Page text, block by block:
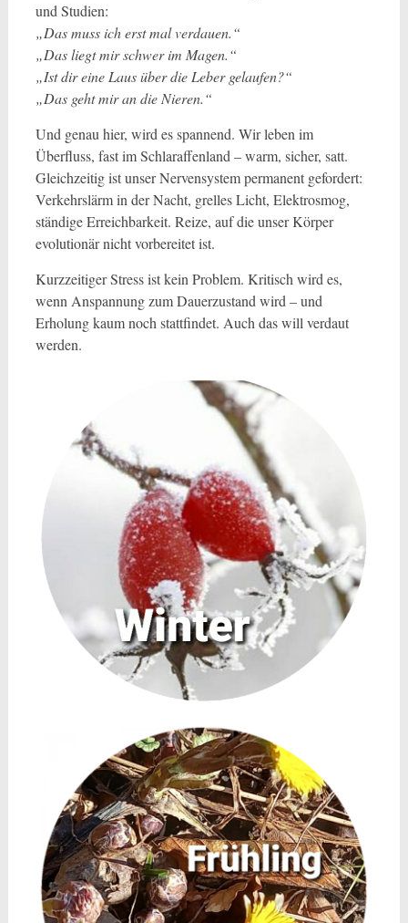
und Studien:
„Das muss ich erst mal verdauen.“
„Das liegt mir schwer im Magen.“
„Ist dir eine Laus über die Leber gelaufen?“
„Das geht mir an die Nieren.“
Und genau hier, wird es spannend. Wir leben im
Überfluss, fast im Schlaraffenland – warm, sicher, satt.
Gleichzeitig ist unser Nervensystem permanent gefordert:
Verkehrslärm in der Nacht, grelles Licht, Elektrosmog,
ständige Erreichbarkeit. Reize, auf die unser Körper
evolutionär nicht vorbereitet ist.
Kurzzeitiger Stress ist kein Problem. Kritisch wird es,
wenn Anspannung zum Dauerzustand wird – und
Erholung kaum noch stattfindet. Auch das will verdaut
werden.